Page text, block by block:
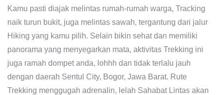
Kamu pasti diajak melintas rumah-rumah warga, Tracking
naik turun bukit, juga melintas sawah, tergantung dari jalur
Hiking yang kamu pilih. Selain bikin sehat dan memiliki
panorama yang menyegarkan mata, aktivitas Trekking ini
juga ramah dompet anda, lohhh dan tidak terlalu jauh
dengan daerah Sentul City, Bogor, Jawa Barat. Rute
Trekking menggugah adrenalin, lelah Sahabat Lintas akan